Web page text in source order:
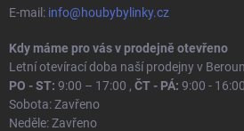
E-mail: info@houbybylinky.cz
Kdy máme pro vás v prodejně otevřeno
Letní otevírací doba naší prodejny v
PO - ST: 9:00 – 17:00 , ČT - PÁ: 9:00 -
Sobota: Zavřeno
Neděle: Zavřeno